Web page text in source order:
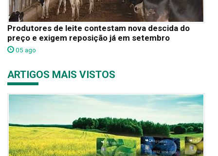
Produtores de leite contestam nova descida do
preço e exigem reposição já em setembro
05 ago
ARTIGOS MAIS VISTOS